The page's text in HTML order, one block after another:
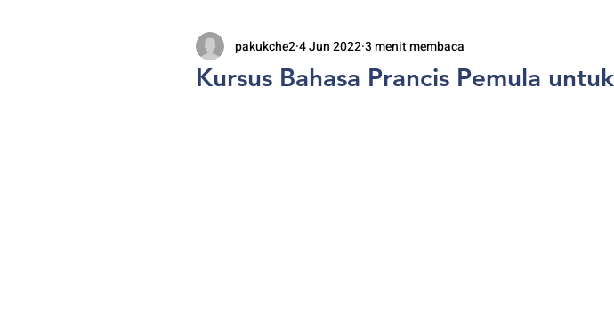
Kursus Bahasa Prancis Pemula
pakukche24 Jun 20223 menit membaca